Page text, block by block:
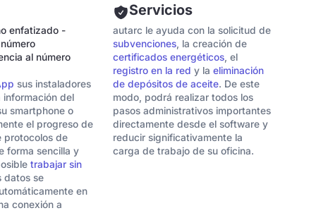
enfatizado -
al número
sus instaladores
información del
smartphone o
el progreso de
protocolos de
forma sencilla y
trabajar sin
datos se
en
conexión a
Servicios
autarc le ayuda con la solicitud de
subvenciones, la creación de
certificados energéticos, el
registro en la red y la eliminación
de depósitos de aceite. De este
modo, podrá realizar todos los
pasos administrativos importantes
directamente desde el software y
reducir significativamente la
carga de trabajo de su oficina.